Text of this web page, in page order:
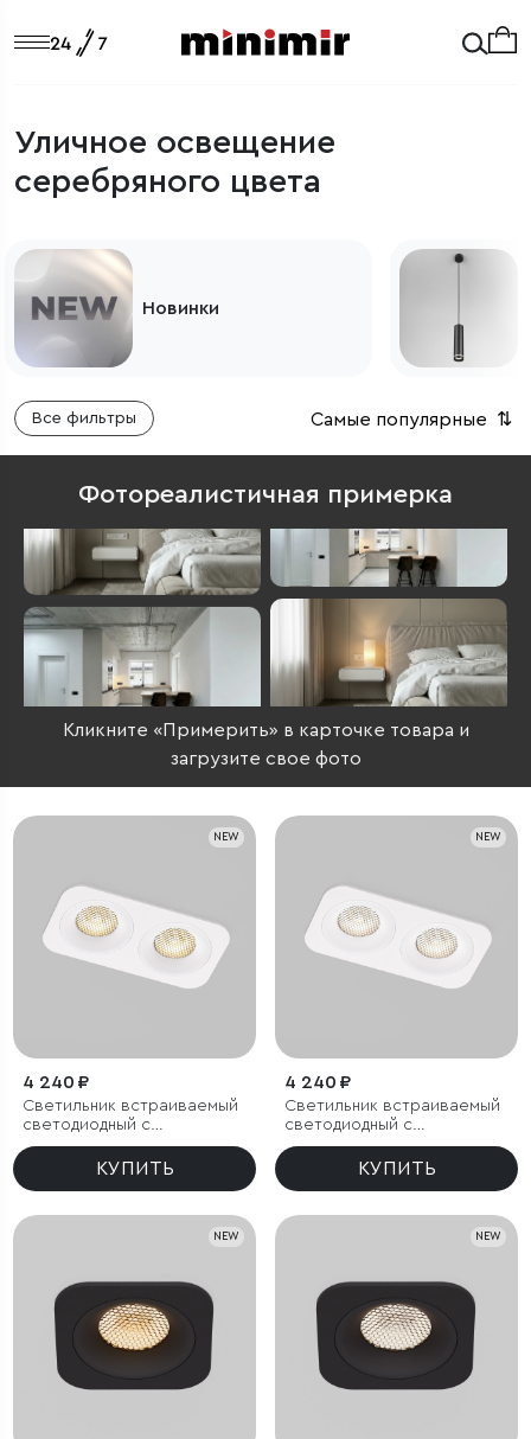
Уличное освещение
серебряного цвета
Светильники
Все фильтры Самые популярные ⇅
Фотореалистичная примерка
Кликните «Примерить» в карточке товара и
загрузите свое фото
NEW
4 240 ₽
Светильник встраиваемый
светодиодный с
антибликовой решеткой
Tetro 20W 3000K белый
КУПИТЬ
NEW
4 240 ₽
Светильник встраиваемый
светодиодный с
антибликовой решеткой
Tetro 20W 4000K белый
КУПИТЬ
NEW NEW